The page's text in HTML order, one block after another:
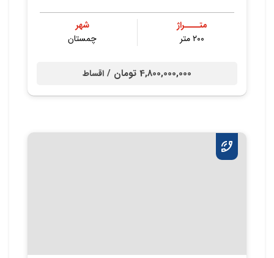
متــــراژ
۲۰۰ متر
شهر
چمستان
4,800,000,000 تومان / اقساط